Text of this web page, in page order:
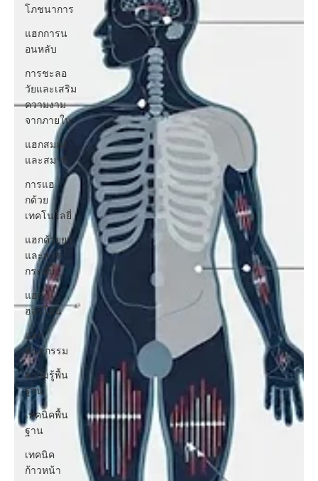
โภชนาการ
แฮกการน
อนหลับ
การชะลอ
วัยและเสริม
ความงาม
จากภายใน
แฮกสมอง
และสมาธิ
การแฮ
กด้วย
เทคโนโลยี่
แฮกด้วยยา
และสาร
กระตุ้น
แฮก
ฮอร์โมน
แฮก
พันธุกรรม
ความรู้พื้น
ฐาน
เทคนิคพื้น
ฐาน
เทคนิค
ก้าวหน้า